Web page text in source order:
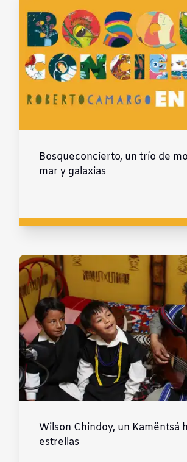
Bosqueconcierto, un trío de
mar y galaxias
Wilson Chindoy, un Kamëntsá
estrellas